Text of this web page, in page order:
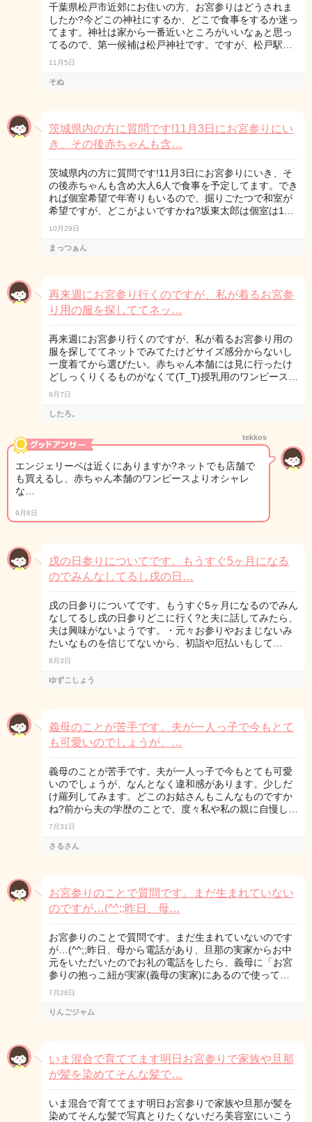
千葉県松戸市近郊にお住いの方、お宮参りはどうされま
したか?今どこの神社にするか、どこで食事をするか迷っ
てます。神社は家から一番近いところがいいなぁと思っ
てるので、第一候補は松戸神社です。ですが、松戸駅…
11月5日
そぬ
茨城県内の方に質問です!11月3日にお宮参りにい
き、その後赤ちゃんも含…
茨城県内の方に質問です!11月3日にお宮参りにいき、そ
の後赤ちゃんも含め大人6人で食事を予定してます。でき
れば個室希望で年寄りもいるので、掘りごたつで和室が
希望ですが、どこがよいですかね?坂東太郎は個室は1…
10月29日
まっつぁん
再来週にお宮参り行くのですが、私が着るお宮参
り用の服を探しててネッ…
再来週にお宮参り行くのですが、私が着るお宮参り用の
服を探しててネットでみてたけどサイズ感分からないし
一度着てから選びたい。赤ちゃん本舗には見に行ったけ
どしっくりくるものがなくて(T_T)授乳用のワンピース…
9月7日
したろ。
tekkos
エンジェリーベは近くにありますか?ネットでも店舗で
も買えるし、赤ちゃん本舗のワンピースよりオシャレ
な…
9月8日
戌の日参りについてです。もうすぐ5ヶ月になる
のでみんなしてるし戌の日…
戌の日参りについてです。もうすぐ5ヶ月になるのでみん
なしてるし戌の日参りどこに行く?と夫に話してみたら、
夫は興味がないようです。・元々お参りやおまじないみ
たいなものを信じてないから、初詣や厄払いもして…
8月3日
ゆずこしょう
義母のことが苦手です。夫が一人っ子で今もとて
も可愛いのでしょうが、…
義母のことが苦手です。夫が一人っ子で今もとても可愛
いのでしょうが、なんとなく違和感があります。少しだ
け羅列してみます。どこのお姑さんもこんなものですか
ね?前から夫の学歴のことで、度々私や私の親に自慢し…
7月31日
さるさん
お宮参りのことで質問です。まだ生まれていない
のですが…(^^;;昨日、母…
お宮参りのことで質問です。まだ生まれていないのです
が…(^^;;昨日、母から電話があり、旦那の実家からお中
元をいただいたのでお礼の電話をしたら、義母に「お宮
参りの抱っこ紐が実家(義母の実家)にあるので使って…
7月28日
りんごジャム
いま混合で育ててます明日お宮参りで家族や旦那
が髪を染めてそんな髪で…
いま混合で育ててます明日お宮参りで家族や旦那が髪を
染めてそんな髪で写真とりたくないだろ美容室にいこう